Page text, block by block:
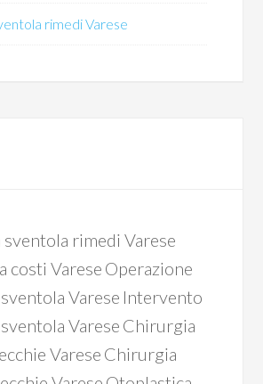
rimedi Varese
sventola rimedi Varese
costi Varese Operazione
Varese Intervento
Varese Chirurgia
Varese Chirurgia